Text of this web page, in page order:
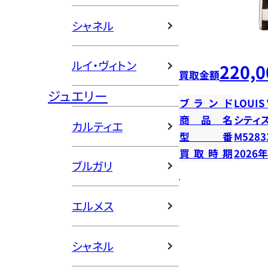
シャネル
ルイ・ヴィトン
ジュエリー
カルティエ
ブルガリ
エルメス
シャネル
買取金額
ブランドLOUIS
商品名 シティ
型番
買取時期2026